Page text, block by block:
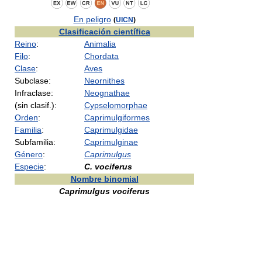
En peligro (UICN)
Clasificación científica
Reino:
Animalia
Filo:
Chordata
Clase:
Aves
Subclase:
Neornithes
Infraclase:
Neognathae
(sin clasif.):
Cypselomorphae
Orden:
Caprimulgiformes
Familia:
Caprimulgidae
Subfamilia:
Caprimulginae
Género:
Caprimulgus
Especie:
C. vociferus
Nombre binomial
Caprimulgus vociferus